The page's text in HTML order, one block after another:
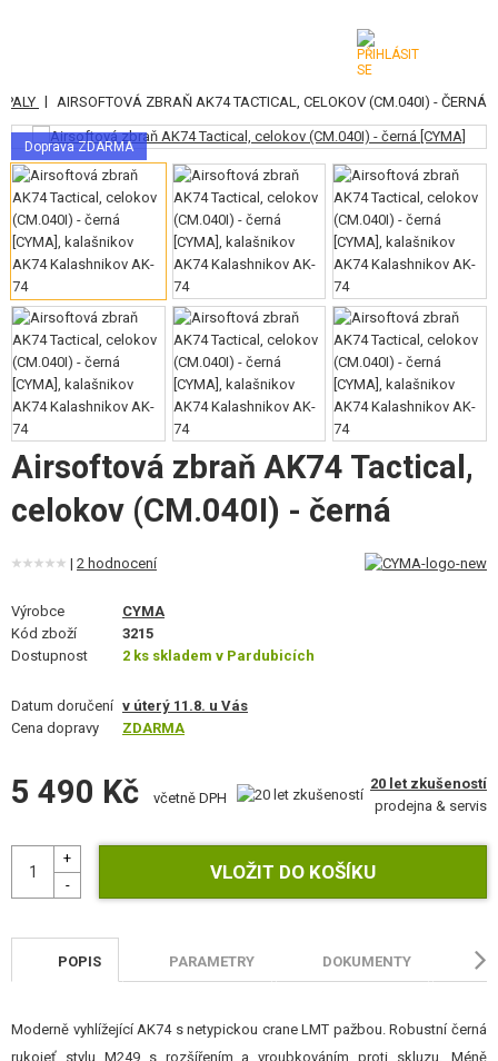
KATEGORIE
AIRSOFTOVÉ ZBRANĚ
VZDUCHOVÉ ZBRANĚ, PRAKY
GRANÁTOMETY, GRANÁTY
KULIČKY, PLYN
AKUMULÁTORY, NABÍJEČKY
ZÁSOBNÍKY, PLNIČKY
BRÝLE, MASKY
VÝSTROJ, UNIFORMY, POUZDRA
MASKOVÁNÍ, BARVY, PÁSKY
VYSÍLAČKY, HEADSETY, KAMERY
DOPLŇKY KE ZBRANÍM, POPRUHY
NÁHRADNÍ DÍLY, UPGRADE
TERČE, STŘELNICE
JÍDLO
| AIRSOFTOVÁ ZBRAŇ AK74 TACTICAL, CELOKOV (CM.040I) - ČERNÁ
Doprava ZDARMA
Airsoftová zbraň AK74 Tactical,
celokov (CM.040I) - černá
| 2 hodnocení
Výrobce
CYMA
Kód zboží
3215
Dostupnost
2 ks skladem v Pardubicích
Datum doručení v úterý 11.8. u Vás
Cena dopravy
ZDARMA
5 490 Kč včetně DPH
20 let zkušeností
prodejna & servis
POPIS PARAMETRY DOKUMENTY
Moderně vyhlížející AK74 s netypickou crane LMT pažbou. Robustní černá
rukojeť stylu M249 s rozšířením a vroubkováním proti skluzu. Méně